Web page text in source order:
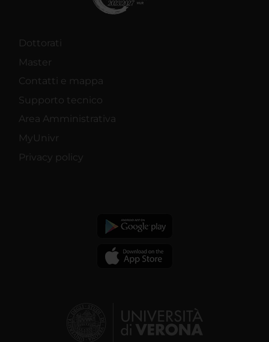
Dottorati
Master
Contatti e mappa
Supporto tecnico
Area Amministrativa
MyUnivr
Privacy policy